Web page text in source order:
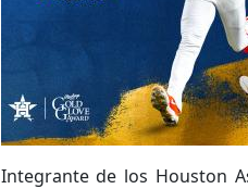
Integrante de los Houston